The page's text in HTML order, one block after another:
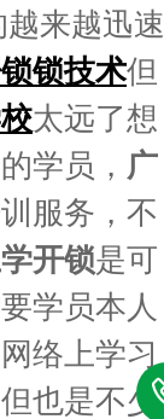
来越迅速
锁技术但
太远了想
学员， 广
服务，不
开锁是可
学员本人
络上学习
也是不少